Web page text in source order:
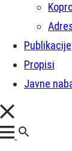
Publikacije
Propisi
Javne